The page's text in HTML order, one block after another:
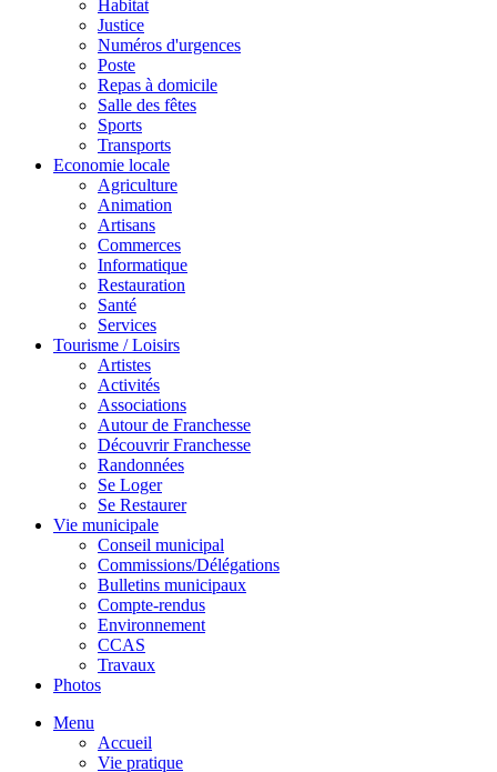
Habitat
Justice
Numéros d'urgences
Poste
Repas à domicile
Salle des fêtes
Sports
Transports
Economie locale
Agriculture
Animation
Artisans
Commerces
Informatique
Restauration
Santé
Services
Tourisme / Loisirs
Artistes
Activités
Associations
Autour de Franchesse
Découvrir Franchesse
Randonnées
Se Loger
Se Restaurer
Vie municipale
Conseil municipal
Commissions/Délégations
Bulletins municipaux
Compte-rendus
Environnement
CCAS
Travaux
Photos
Menu
Accueil
Vie pratique